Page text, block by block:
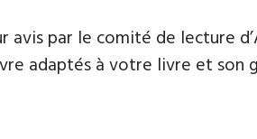
par le comité de lecture
adaptés à votre livre et